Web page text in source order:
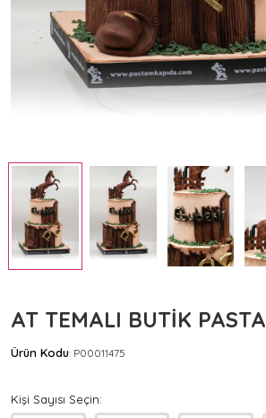
AT TEMALI BUTİK PASTA
Ürün Kodu: P00011475
Kişi Sayısı Seçin: